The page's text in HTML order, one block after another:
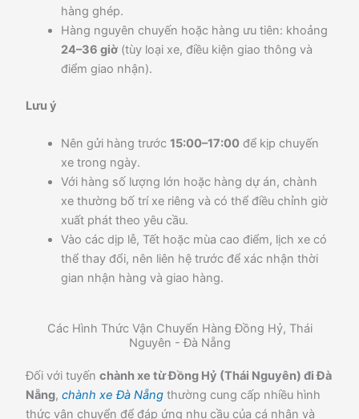
hàng ghép.
Hàng nguyên chuyến hoặc hàng ưu tiên: khoảng
24–36 giờ (tùy loại xe, điều kiện giao thông và
điểm giao nhận).
Lưu ý
Nên gửi hàng trước15:00–17:00 để kịp chuyến
xe trong ngày.
Với hàng số lượng lớn hoặc hàng dự án, chành
xe thường bố trí xe riêng và có thể điều chỉnh giờ
xuất phát theo yêu cầu.
Vào các dịp lễ, Tết hoặc mùa cao điểm, lịch xe có
thể thay đổi, nên liên hệ trước để xác nhận thời
gian nhận hàng và giao hàng.
Các Hình Thức Vận Chuyển Hàng Đồng Hỷ, Thái
Nguyên - Đà Nẵng
Đối với tuyếnchành xe từ Đồng Hỷ (Thái Nguyên) đi Đà
Nẵng,chành xe Đà Nẵng thường cung cấp nhiều hình
thức vận chuyển để đáp ứng nhu cầu của cá nhân và